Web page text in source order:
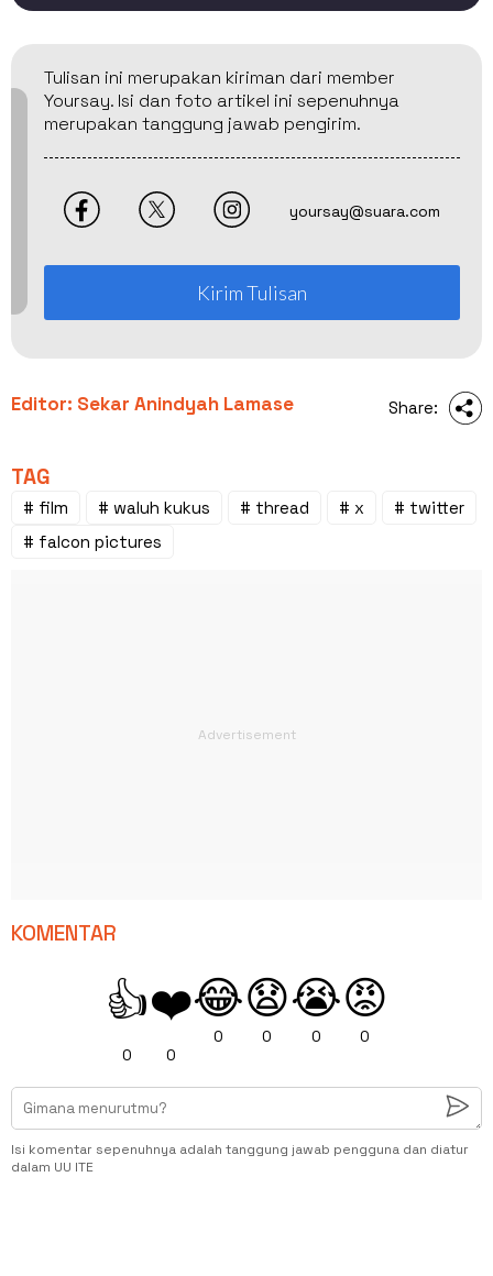
Tulisan ini merupakan kiriman dari member
Yoursay. Isi dan foto artikel ini sepenuhnya
merupakan tanggung jawab pengirim.
yoursay@suara.com
Kirim Tulisan
Editor: Sekar Anindyah Lamase Share:
TAG
# film # waluh kukus # thread # x
# twitter
# falcon pictures
KOMENTAR
👍
0
❤️
0
😂
0
😧
0
😭
0
😡
0
Isi komentar sepenuhnya adalah tanggung jawab pengguna dan diatur
dalam UU ITE